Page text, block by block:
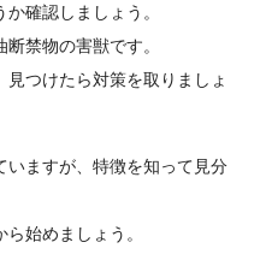
確認しましょう。
禁物の害獣です。
つけたら対策を取りましょ
いますが、特徴を知って見分
始めましょう。